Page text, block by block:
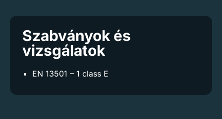
Szabványok és
vizsgálatok
EN 13501 – 1 class E